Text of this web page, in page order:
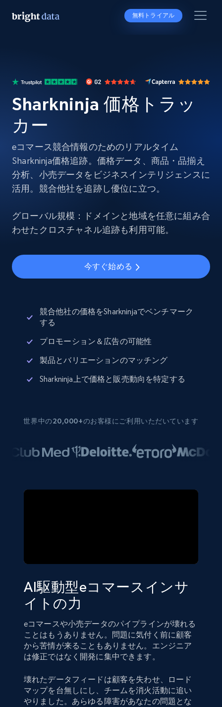
無料トライアル
Sharkninja 価格トラッ
カー
eコマース競合情報のためのリアルタイム
Sharkninja価格追跡。価格データ、商品・品揃え
分析、小売データをビジネスインテリジェンスに
活用。競合他社を追跡し優位に立つ。
グローバル規模：ドメインと地域を任意に組み合
わせたクロスチャネル追跡も利用可能。
今すぐ始める
競合他社の価格をSharkninjaでベンチマーク
する
プロモーション＆広告の可能性
製品とバリエーションのマッチング
Sharkninja上で価格と販売動向を特定する
世界中の20,000+のお客様にご利用いただいています
AI駆動型eコマースインサ
イトの力
eコマースや小売データのパイプラインが壊れる
ことはもうありません。問題に気付く前に顧客
から苦情が来ることもありません。エンジニア
は修正ではなく開発に集中できます。
壊れたデータフィードは顧客を失わせ、ロード
マップを台無しにし、チームを消火活動に追い
やりました。あらゆる障害があなたの問題とな